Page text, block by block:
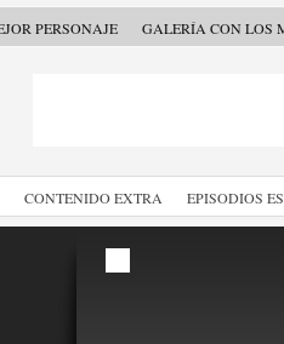
PERSONAJE GALERÍA CON LOS
CONTENIDO EXTRA EPISODIOS